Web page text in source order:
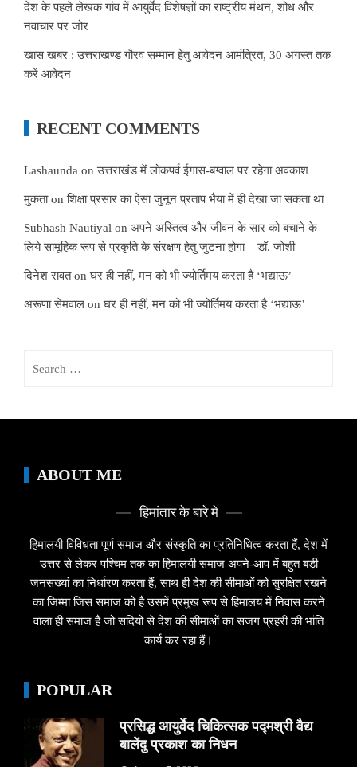
देश के पहले लेखक गांव में आयुर्वेद विशेषज्ञों का राष्ट्रीय मंथन, शोध और
नवाचार पर जोर
खास खबर : उत्तराखण्ड गौरव सम्मान हेतु आवेदन आमंत्रित, 30 अगस्त तक
करें आवेदन
RECENT COMMENTS
Lashaunda onउत्तराखंड में लोकपर्व ईगास-बग्वाल पर रहेगा अवकाश
मुकताonशिक्षा प्रसार का ऐसा जुनून प्रताप भैया में ही देखा जा सकता था
Subhash Nautiyal on अपने अस्तित्व और जीवन के सार को बचाने के
लिये सामूहिक रूप से प्रकृति के संरक्षण हेतु जुटना होगा – डॉ. जोशी
दिनेश रावतonघर ही नहीं, मन को भी ज्योर्तिमय करता है ‘भद्याऊ’
अरूणा सेमवाल onघर ही नहीं, मन को भी ज्योर्तिमय करता है ‘भद्याऊ’
ABOUT ME
हिमांतार के बारे मे
हिमालयी विविधता पूर्ण समाज और संस्कृति का प्रतिनिधित्व करता हैं, देश में
उत्तर से लेकर पश्चिम तक का हिमालयी समाज अपने-आप में बहुत बड़ी
जनसख्यां का निर्धारण करता हैं, साथ ही देश की सीमाओं को सुरक्षित रखने
का जिम्मा जिस समाज को है उसमें प्रमुख रूप से हिमालय में निवास करने
वाला ही समाज है जो सदियों से देश की सीमाओं का सजग प्रहरी की भांति
कार्य कर रहा हैं।
POPULAR
प्रसिद्ध आयुर्वेद चिकित्सक पद्मश्री वैद्य
बालेंदु प्रकाश का निधन